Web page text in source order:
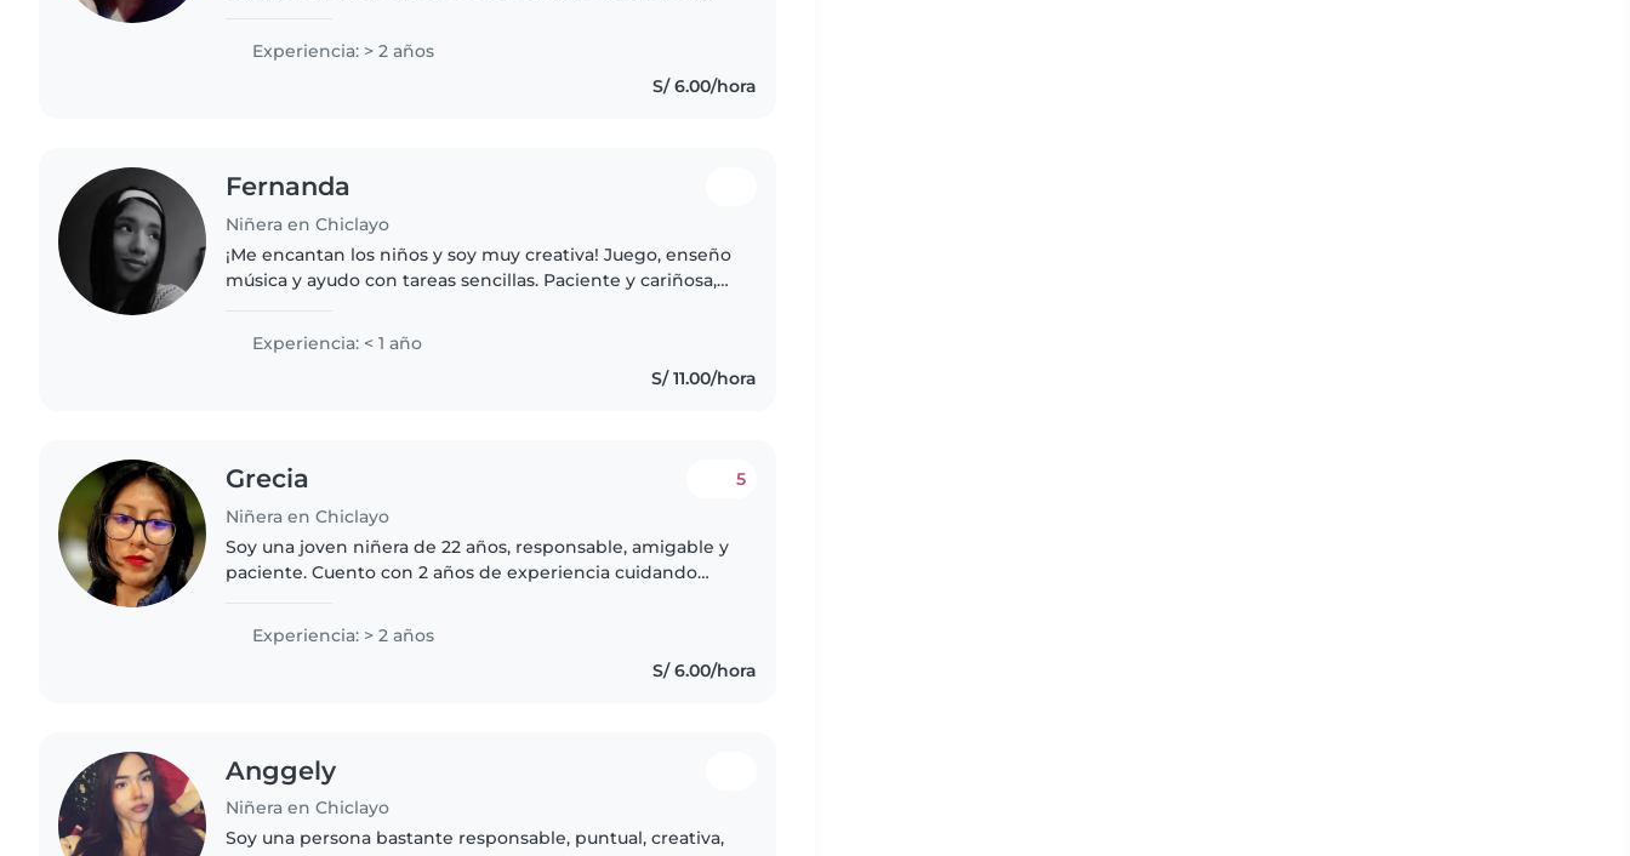
manualidades y jugar música con..
Experiencia: > 2 años
S/ 6.00/hora
Fernanda
Niñera en Chiclayo
¡Me encantan los niños y soy muy creativa! Juego, enseño
música y ayudo con tareas sencillas. Paciente y cariñosa,
Experiencia: < 1 año
S/ 11.00/hora
Grecia
Niñera en Chiclayo
5
Soy una joven niñera de 22 años, responsable, amigable y
paciente. Cuento con 2 años de experiencia cuidando
Experiencia: > 2 años
S/ 6.00/hora
Anggely
Niñera en Chiclayo
Soy una persona bastante responsable, puntual, creativa,